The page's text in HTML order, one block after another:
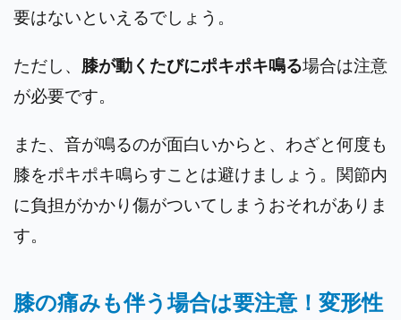
要はないといえるでしょう。
ただし、 膝が動くたびにポキポキ鳴る場合は注意
が必要です。
また、音が鳴るのが面白いからと、わざと何度も
膝をポキポキ鳴らすことは避けましょう。関節内
に負担がかかり傷がついてしまうおそれがありま
す。
膝の痛みも伴う場合は要注意！変形性